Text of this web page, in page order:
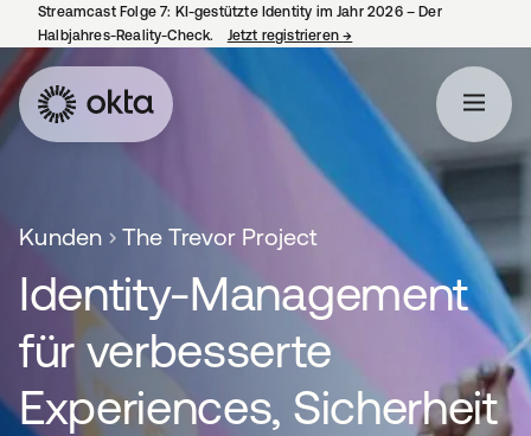
Streamcast Folge 7: KI-gestützte Identity im Jahr 2026 – Der
Halbjahres-Reality-Check.
Jetzt registrieren→
Kunden The Trevor Project
Identity-Management
für verbesserte
Experiences, Sicherheit